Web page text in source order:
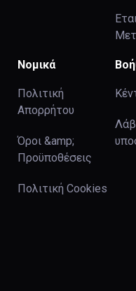
Νομικά
Πολιτική
Απορρήτου
Όροι &amp;
Προϋποθέσεις
Πολιτική Cookies